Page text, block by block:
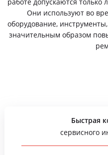
Они используют во
оборудование,
значительным образом
Быстрая
сервисного